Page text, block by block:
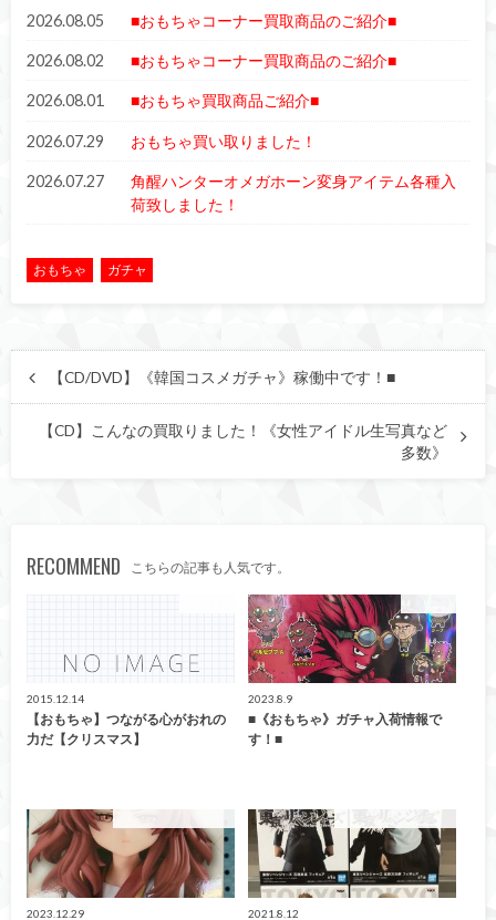
2026.08.05 ■おもちゃコーナー買取商品のご紹介■
2026.08.02 ■おもちゃコーナー買取商品のご紹介■
2026.08.01 ■おもちゃ買取商品ご紹介■
2026.07.29 おもちゃ買い取りました！
2026.07.27
角醒ハンターオメガホーン変身アイテム各種入
荷致しました！
おもちゃ ガチャ
【CD/DVD】《韓国コスメガチャ》稼働中です！■
【CD】こんなの買取りました！《女性アイドル生写真など
多数》
RECOMMEND こちらの記事も人気です。
2015.12.14
【おもちゃ】つながる心がおれの
力だ【クリスマス】
2023.8.9
■《おもちゃ》ガチャ入荷情報で
す！■
2023.12.29 2021.8.12